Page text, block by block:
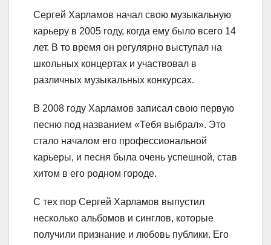
Сергей Харламов начал свою музыкальную
карьеру в 2005 году, когда ему было всего 14
лет. В то время он регулярно выступал на
школьных концертах и участвовал в
различных музыкальных конкурсах.
В 2008 году Харламов записал свою первую
песню под названием «Тебя выбрал». Это
стало началом его профессиональной
карьеры, и песня была очень успешной, став
хитом в его родном городе.
С тех пор Сергей Харламов выпустил
несколько альбомов и синглов, которые
получили признание и любовь публики. Его